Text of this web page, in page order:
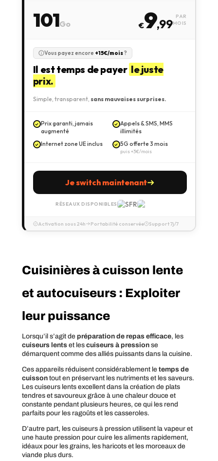
101Go €9,99
PAR
MOIS
Vous payez encore +15€/mois?
Il est temps de payer le juste
prix.
Simple, transparent, sans mauvaises surprises.
Prix garanti, jamais
augmenté
Appels & SMS, MMS
illimités
Internet zone UE inclus
5G offerte 3 mois
puis +3€/mois
Je switch maintenant
RÉSEAUX DISPONIBLES
Activation sous 24h Portabilité conservée Support 7j/7
Cuisinières à cuisson lente
et autocuiseurs : Exploiter
leur puissance
Lorsqu’il s’agit de préparation de repas efficace, les
cuiseurs lentset les cuiseurs à pressionse
démarquent comme des alliés puissants dans la cuisine.
Ces appareils réduisent considérablement le temps de
cuissontout en préservant les nutriments et les saveurs.
Les cuiseurs lents excellent dans la création de plats
tendres et savoureux grâce à une chaleur douce et
constante pendant plusieurs heures, ce qui les rend
parfaits pour les ragoûts et les casseroles.
D’autre part, les cuiseurs à pression utilisent la vapeur et
une haute pression pour cuire les aliments rapidement,
idéaux pour les grains, les haricots et les morceaux de
viande plus durs.